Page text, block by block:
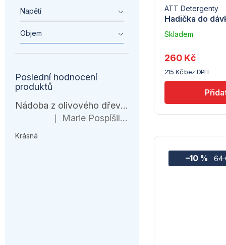
Napětí
Objem
Poslední hodnocení
produktů
Nádoba z olivového dřeva, HENDI, 245x198x(H)194mm
Hodnocení produktu je 5 z 5 hvězdiček.
Marie Pospíšilová
Krásná
Hadička do
ATT Detergenty
Skladem
Troubsko
215 Kč bez DPH
260 Kč
64
–10 %